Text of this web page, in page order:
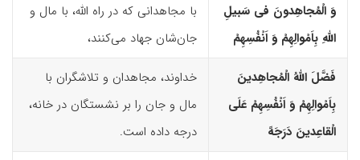
وَ الْمُجاهِدونَ فى سَبیلِ
اللّهِ بِاَمْوالِهِمْ وَ اَنْفُسِهِمْ
با مجاهدانی که در راه اللّه، با مال و
جان‌شان جهاد می‌کنند،
فَضَّلَ اللّهُ الْمُجاهِدینَ
بِاَمْوالِهِمْ وَ اَنْفُسِهِمْ عَلَى
الْقاعِدینَ دَرَجَهً
خداوند، مجاهدان و تلاشگران با
مال‌ و جان‌ را بر نشستگان در خانه،
درجه داده است.